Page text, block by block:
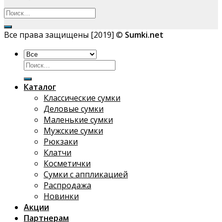
Все права защищены [2019] © Sumki.net
Искать:
Каталог
Классические сумки
Деловые сумки
Маленькие сумки
Мужские сумки
Рюкзаки
Клатчи
Косметички
Сумки с аппликацией
Распродажа
Новинки
Акции
Партнерам